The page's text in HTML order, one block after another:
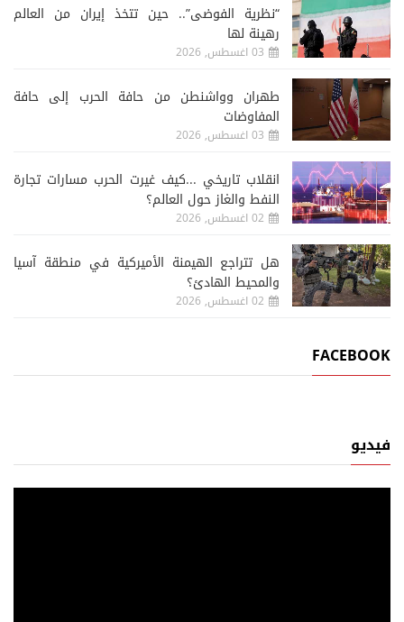
“نظرية الفوضى”.. حين تتخذ إيران من العالم
رهينة لها
03 اغسطس, 2026
طهران وواشنطن من حافة الحرب إلى حافة
المفاوضات
03 اغسطس, 2026
انقلاب تاريخي ...كيف غيرت الحرب مسارات تجارة
النفط والغاز حول العالم؟
02 اغسطس, 2026
هل تتراجع الهيمنة الأميركية في منطقة آسيا
والمحيط الهادئ؟
02 اغسطس, 2026
FACEBOOK
فيديو